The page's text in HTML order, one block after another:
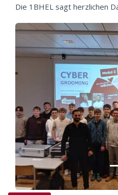
Die 1BHEL sagt herzlichen